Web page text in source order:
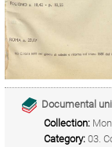
Documental
Collection:
Category: 03.